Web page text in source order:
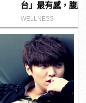
台」最有感，腹
練！
WELLNESS